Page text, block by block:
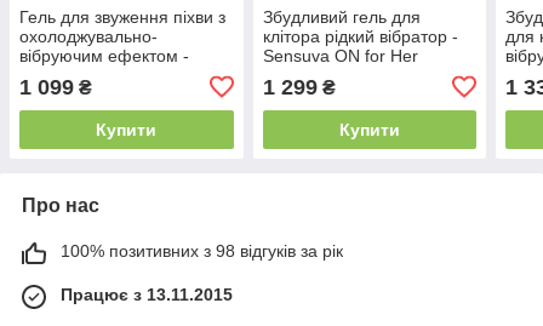
Гель для звуження піхви з
охолоджувально-
вібруючим ефектом -
Tightening Serum (50 мл)
1 099 ₴
Купити
Збудливий гель для
клітора рідкий вібратор -
Sensuva ON for Her
Arousal Gel Coffee Cake
(29 мл)
1 299₴
Купити
для
1
Про нас
100% позитивних з 98 відгуків за рік
Працює з 13.11.2015